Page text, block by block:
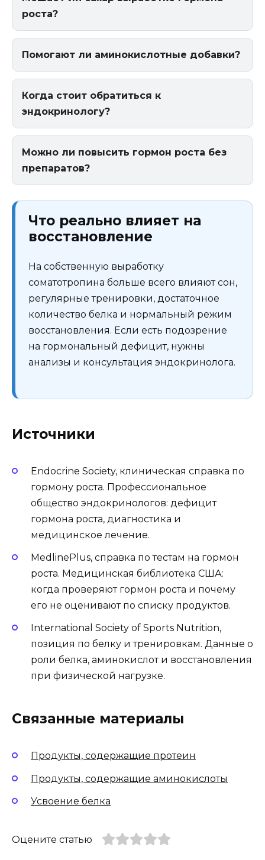
роста?
Помогают ли аминокислотные добавки?
Когда стоит обратиться к
эндокринологу?
Можно ли повысить гормон роста без
препаратов?
Что реально влияет на
восстановление
На собственную выработку
соматотропина больше всего влияют сон,
регулярные тренировки, достаточное
количество белка и нормальный режим
восстановления. Если есть подозрение
на гормональный дефицит, нужны
анализы и консультация эндокринолога.
Источники
Endocrine Society, клиническая справка по
гормону роста. Профессиональное
общество эндокринологов: дефицит
гормона роста, диагностика и
медицинское лечение.
MedlinePlus, справка по тестам на гормон
роста. Медицинская библиотека США:
когда проверяют гормон роста и почему
его не оценивают по списку продуктов.
International Society of Sports Nutrition,
позиция по белку и тренировкам. Данные о
роли белка, аминокислот и восстановления
при физической нагрузке.
Связанные материалы
Продукты, содержащие протеин
Продукты, содержащие аминокислоты
Усвоение белка
Оцените статью